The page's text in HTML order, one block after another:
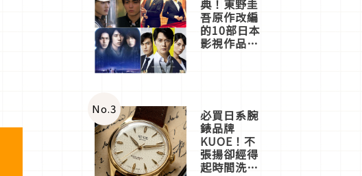
典！東野圭
吾原作改編
的10部日本
影視作品推
No.3 必買日系腕
錶品牌
KUOE！不
張揚卻經得
起時間洗鍊